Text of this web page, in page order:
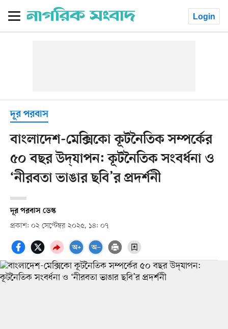
Login
দূর পরবাস
বাংলাদেশ-মেক্সিকো কূটনৈতিক সম্পর্কের
৫০ বছর উদ্‌যাপন: কূটনৈতিক সংবর্ধনা ও
‘নীরবতা ভাঙার ছবি’র প্রদর্শনী
দূর পরবাস ডেস্ক
প্রকাশ: ০২ সেপ্টেম্বর ২০২৫, ১৪: ০৭